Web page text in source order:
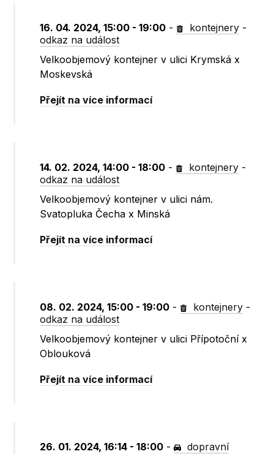
16. 04. 2024, 15:00 - 19:00 - kontejnery -
odkaz na událost
Velkoobjemový kontejner v ulici Krymská x
Moskevská
Přejít na více informací
14. 02. 2024, 14:00 - 18:00 - kontejnery -
odkaz na událost
Velkoobjemový kontejner v ulici nám.
Svatopluka Čecha x Minská
Přejít na více informací
08. 02. 2024, 15:00 - 19:00 - kontejnery -
odkaz na událost
Velkoobjemový kontejner v ulici Přípotoční x
Oblouková
Přejít na více informací
26. 01. 2024, 16:14 - 18:00 -
dopravní